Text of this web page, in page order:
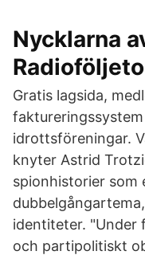
Nycklarna
Gratis lagsida,
idrottsföreningar.
knyter Astrid
spionhistorier som
identiteter. "Under
och partipolitiskt